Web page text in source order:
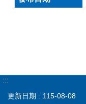
:::
更新日期 115-08-08